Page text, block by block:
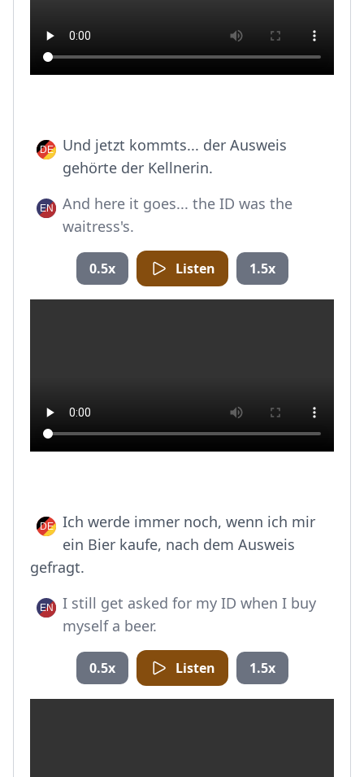
Und jetzt kommts... der Ausweis
gehörte der Kellnerin.
And here it goes... the ID was the
waitress's.
0.5x Listen 1.5x
Ich werde immer noch, wenn ich mir
ein Bier kaufe, nach dem Ausweis
gefragt.
I still get asked for my ID when I buy
myself a beer.
0.5x Listen 1.5x